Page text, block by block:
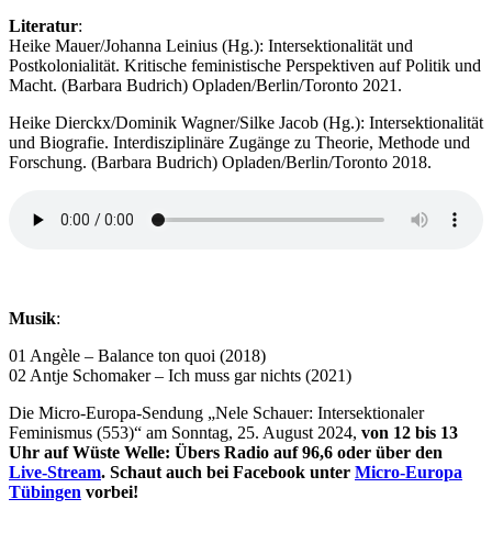
Literatur:
Heike Mauer/Johanna Leinius (Hg.): Intersektionalität und
Postkolonialität. Kritische feministische Perspektiven auf Politik und
Macht. (Barbara Budrich) Opladen/Berlin/Toronto 2021.
Heike Dierckx/Dominik Wagner/Silke Jacob (Hg.): Intersektionalität
und Biografie. Interdisziplinäre Zugänge zu Theorie, Methode und
Forschung. (Barbara Budrich) Opladen/Berlin/Toronto 2018.
Musik:
01 Angèle – Balance ton quoi (2018)
02 Antje Schomaker – Ich muss gar nichts (2021)
Die Micro-Europa-Sendung „Nele Schauer: Intersektionaler
Feminismus (553)“ am Sonntag, 25. August 2024, von 12 bis 13
Uhr auf Wüste Welle: Übers Radio auf 96,6 oder über den
Live-Stream. Schaut auch bei Facebook unter Micro-Europa
Tübingen vorbei!